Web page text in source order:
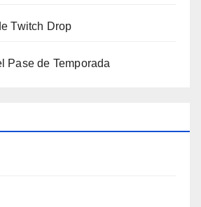
Twitch Drop
Pase de Temporada